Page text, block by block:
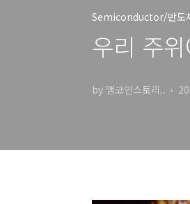
Semiconductor/반도
우리 주
by 앰코인스토리..